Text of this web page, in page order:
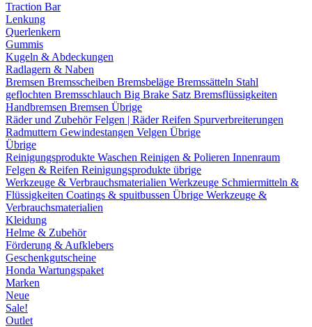
Traction Bar
Lenkung
Querlenkern
Gummis
Kugeln & Abdeckungen
Radlagern & Naben
Bremsen Bremsscheiben Bremsbeläge Bremssätteln Stahl
geflochten Bremsschlauch Big Brake Satz Bremsflüssigkeiten
Handbremsen Bremsen Übrige
Räder und ZubehörFelgen | RäderReifen Spurverbreiterungen
Radmuttern Gewindestangen Velgen Übrige
Übrige
Reinigungsprodukte Waschen Reinigen & Polieren Innenraum
Felgen & Reifen Reinigungsprodukte übrige
Werkzeuge & Verbrauchsmaterialien Werkzeuge Schmiermitteln &
Flüssigkeiten Coatings & spuitbussen Übrige Werkzeuge &
Verbrauchsmaterialien
Kleidung
Helme & Zubehör
Förderung & Aufklebers
Geschenkgutscheine
Honda Wartungspaket
Marken
Neue
Sale!
Outlet